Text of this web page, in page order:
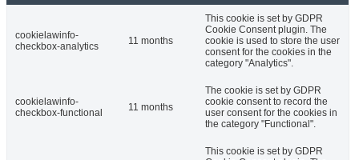
cookielawinfo-
cookie is used to store the user
consent for the cookies in the
category "Analytics".
The cookie is set by GDPR
user consent for the cookies in
the category "Functional".
This cookie is set by GDPR
cookies is used to store the
user consent for the cookies in